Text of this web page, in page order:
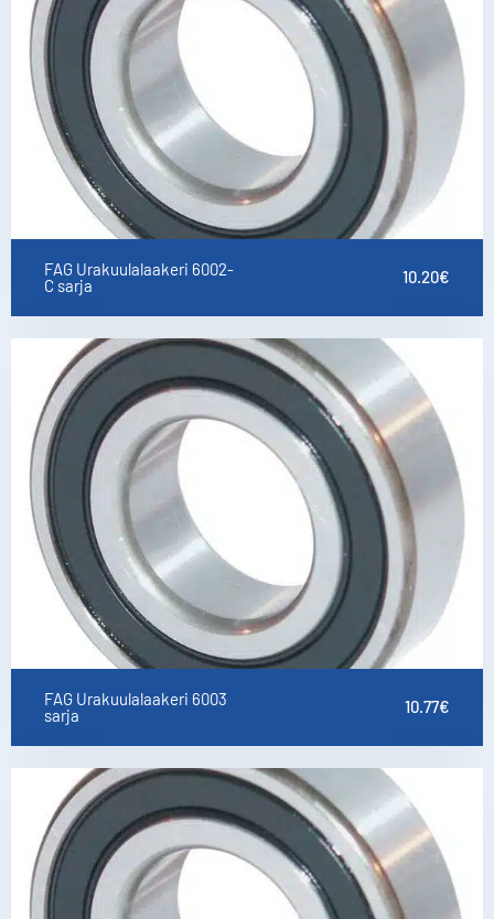
FAG Urakuulalaakeri 6002-
C sarja
10.20€
FAG Urakuulalaakeri 6003
sarja
10.77€